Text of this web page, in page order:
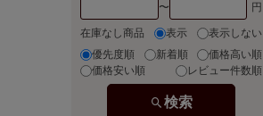
〜
在庫なし商品 表示
表示しない
優先度順
新着順
価格高い順
価格安い順
レビュー件数順
検索